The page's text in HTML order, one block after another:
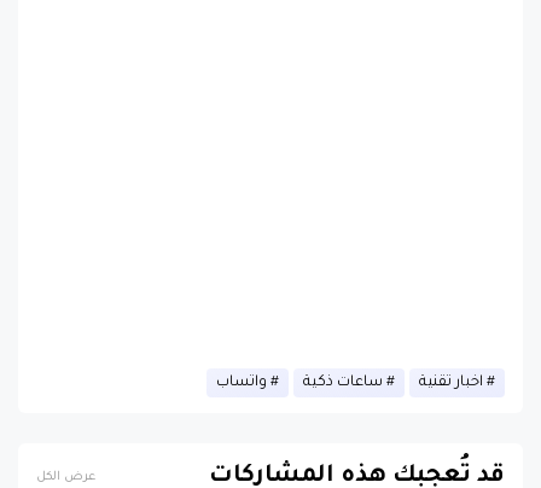
اخبار تقنية ساعات ذكية واتساب
قد تُعجبك هذه المشاركات عرض الكل